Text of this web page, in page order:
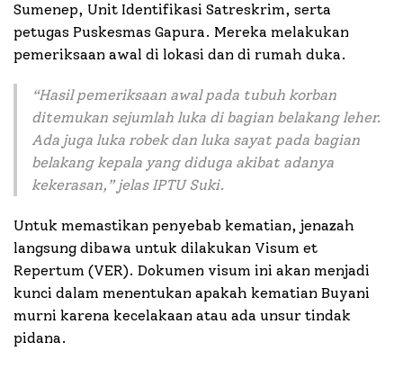
Sumenep, Unit Identifikasi Satreskrim, serta
petugas Puskesmas Gapura. Mereka melakukan
pemeriksaan awal di lokasi dan di rumah duka.
“Hasil pemeriksaan awal pada tubuh korban
ditemukan sejumlah luka di bagian belakang leher.
Ada juga luka robek dan luka sayat pada bagian
belakang kepala yang diduga akibat adanya
kekerasan,” jelas IPTU Suki.
Untuk memastikan penyebab kematian, jenazah
langsung dibawa untuk dilakukan Visum et
Repertum (VER). Dokumen visum ini akan menjadi
kunci dalam menentukan apakah kematian Buyani
murni karena kecelakaan atau ada unsur tindak
pidana.